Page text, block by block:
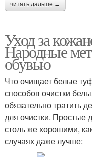
читать дальше →
Уход за
Народные
обувью
Что очищает белые
способов очистки
обязательно тратить
для очистки. Простые
столь же хорошими,
случаях даже лучше: